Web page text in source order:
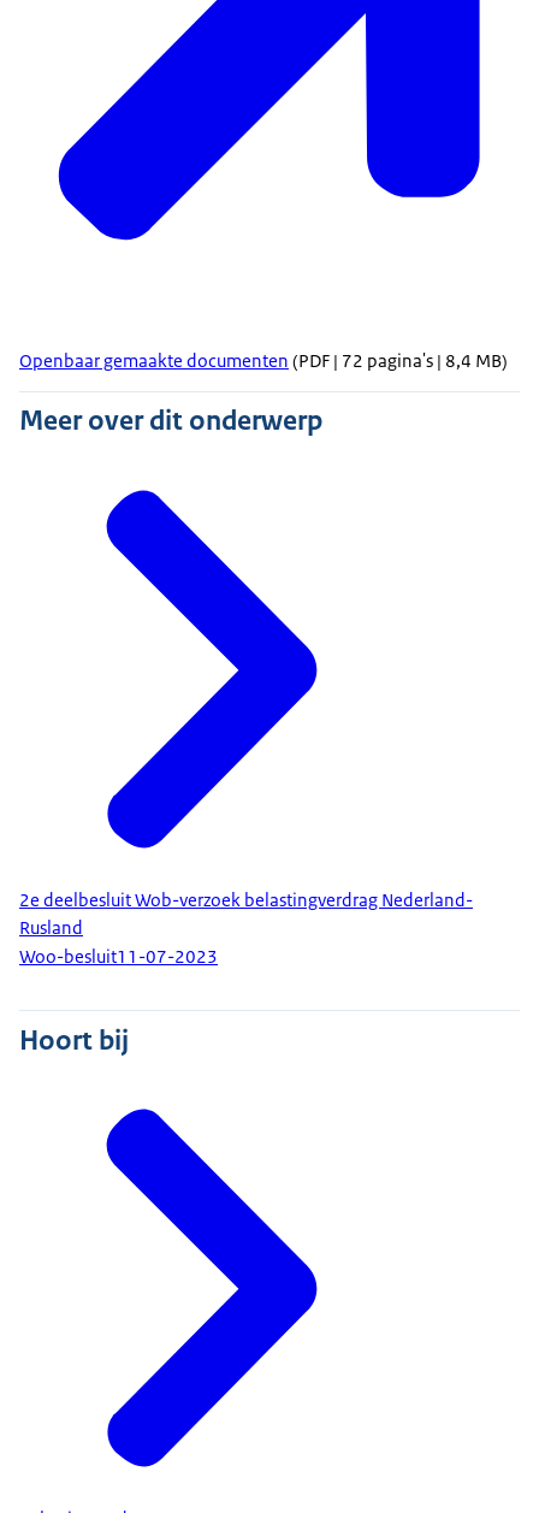
Openbaar gemaakte documenten (PDF | 72 pagina's | 8,4 MB)
Meer over dit onderwerp
2e deelbesluit Wob-verzoek belastingverdrag Nederland-
Rusland
Woo-besluit11-07-2023
Hoort bij